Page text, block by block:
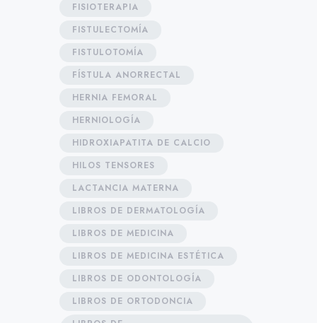
FISIOTERAPIA
FISTULECTOMÍA
FISTULOTOMÍA
FÍSTULA ANORRECTAL
HERNIA FEMORAL
HERNIOLOGÍA
HIDROXIAPATITA DE CALCIO
HILOS TENSORES
LACTANCIA MATERNA
LIBROS DE DERMATOLOGÍA
LIBROS DE MEDICINA
LIBROS DE MEDICINA ESTÉTICA
LIBROS DE ODONTOLOGÍA
LIBROS DE ORTODONCIA